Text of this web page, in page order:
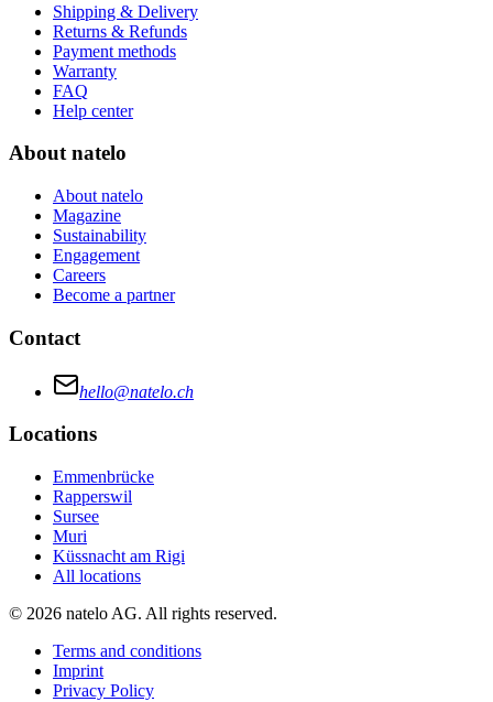
Shipping & Delivery
Returns & Refunds
Payment methods
Warranty
FAQ
Help center
About natelo
About natelo
Magazine
Sustainability
Engagement
Careers
Become a partner
Contact
hello@natelo.ch
Locations
Emmenbrücke
Rapperswil
Sursee
Muri
Küssnacht am Rigi
All locations
© 2026 natelo AG. All rights reserved.
Terms and conditions
Imprint
Privacy Policy